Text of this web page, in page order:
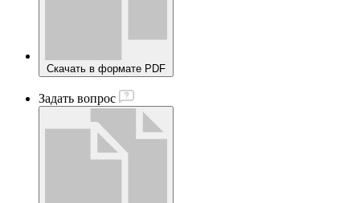
Скачать в формате PDF
Задать вопрос